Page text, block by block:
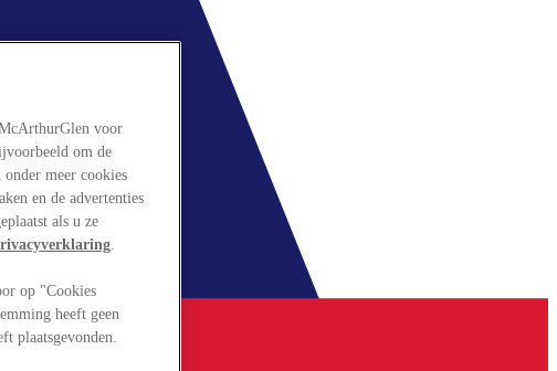
voor
om de
meer cookies
en de advertenties
als u ze
.
op "Cookies
heeft geen
plaatsgevonden.